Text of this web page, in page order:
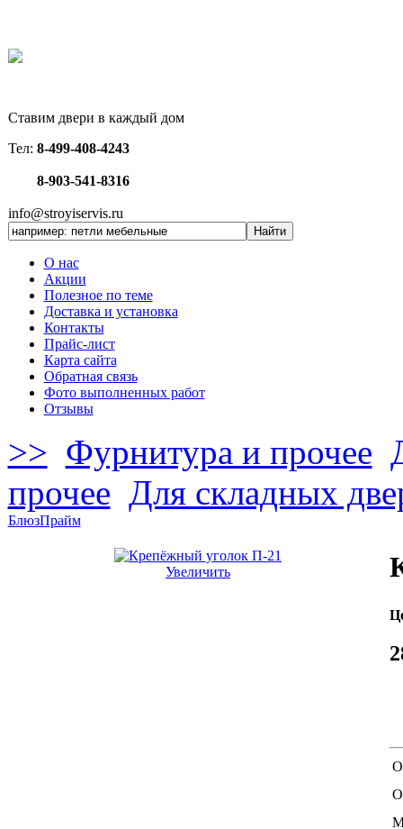
Ставим двери в каждый дом
Тел: 8-499-408-4243
8-903-541-8316
info@stroyiservis.ru
О нас
Акции
Полезное по теме
Доставка и установка
Контакты
Прайс-лист
Карта сайта
Обратная связь
Фото выполненных работ
Отзывы
>> Фурнитура и прочее
прочее Для складных
БлюзПрайм
Увеличить